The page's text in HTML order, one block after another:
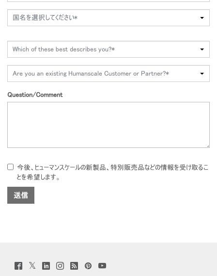
国名を選択してください*
Which of these best describes you?*
Are you an existing Humanscale Customer or Partner?*
Question/Comment
今後、ヒューマンスケールの新製品、特別販売品などの情報を受け取るこ
とを希望します。
Facebook
(opens
Twitter
(opens
LinkedIn
(opens
Instagram
(opens
Humanscale
Blog
PinterstYouTube